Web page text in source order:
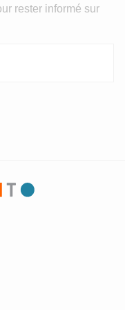
rester informé sur